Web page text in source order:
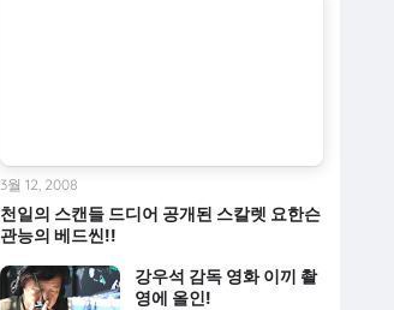
천일의 스캔들 드디어 공개된 스칼렛 요한슨
관능의 베드씬!!
3월 12, 2008
강우석 감독 영화 이끼 촬
영에 올인!